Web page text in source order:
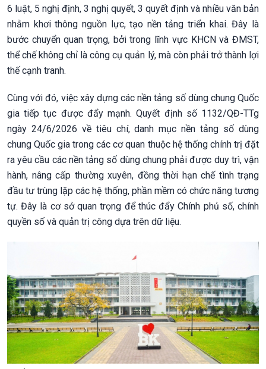
6 luật, 5 nghị định, 3 nghị quyết, 3 quyết định và nhiều văn bản
nhằm khơi thông nguồn lực, tạo nền tảng triển khai. Đây là
bước chuyển quan trọng, bởi trong lĩnh vực KHCN và ĐMST,
thể chế không chỉ là công cụ quản lý, mà còn phải trở thành lợi
thế cạnh tranh.
Cùng với đó, việc xây dựng các nền tảng số dùng chung Quốc
gia tiếp tục được đẩy mạnh. Quyết định số 1132/QĐ-TTg
ngày 24/6/2026 về tiêu chí, danh mục nền tảng số dùng
chung Quốc gia trong các cơ quan thuộc hệ thống chính trị đặt
ra yêu cầu các nền tảng số dùng chung phải được duy trì, vận
hành, nâng cấp thường xuyên, đồng thời hạn chế tình trạng
đầu tư trùng lặp các hệ thống, phần mềm có chức năng tương
tự. Đây là cơ sở quan trọng để thúc đẩy Chính phủ số, chính
quyền số và quản trị công dựa trên dữ liệu.